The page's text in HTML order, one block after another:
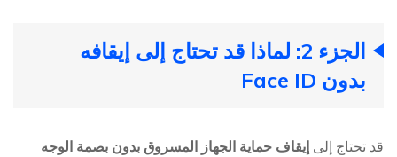
الجزء 2: لماذا قد تحتاج إلى إيقافه
بدون Face ID
قد تحتاج إلى إيقاف حماية الجهاز المسروق بدون بصمة الوجه